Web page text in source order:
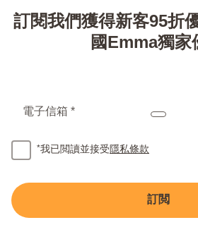
訂閱我們獲得新客95折
國Emma獨家
電子信箱 *
*我已閲讀並接受 隱私條款
訂閲